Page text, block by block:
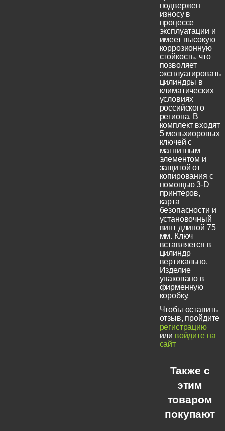
подвержен
износу в
процессе
эксплуатации и
имеет высокую
коррозионную
стойкость, что
позволяет
эксплуатировать
цилиндры в
климатических
условиях
российского
региона. В
комплект входят
5 мельхиоровых
ключей с
магнитным
элементом и
защитой от
копирования с
помощью 3-D
принтеров,
карта
безопасности и
установочный
винт длиной 75
мм. Ключ
вставляется в
цилиндр
вертикально.
Изделие
упаковано в
фирменную
коробку.
Чтобы оставить
отзыв, пройдите
регистрацию
или войдите на
сайт
Также с
этим
товаром
покупают